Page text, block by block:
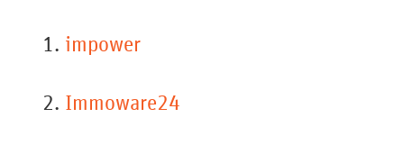
impower
Immoware24